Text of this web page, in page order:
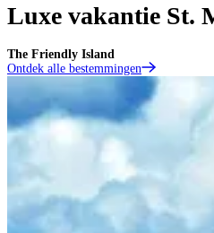
Luxe vakantie St.
The Friendly Island
Ontdek alle bestemmingen